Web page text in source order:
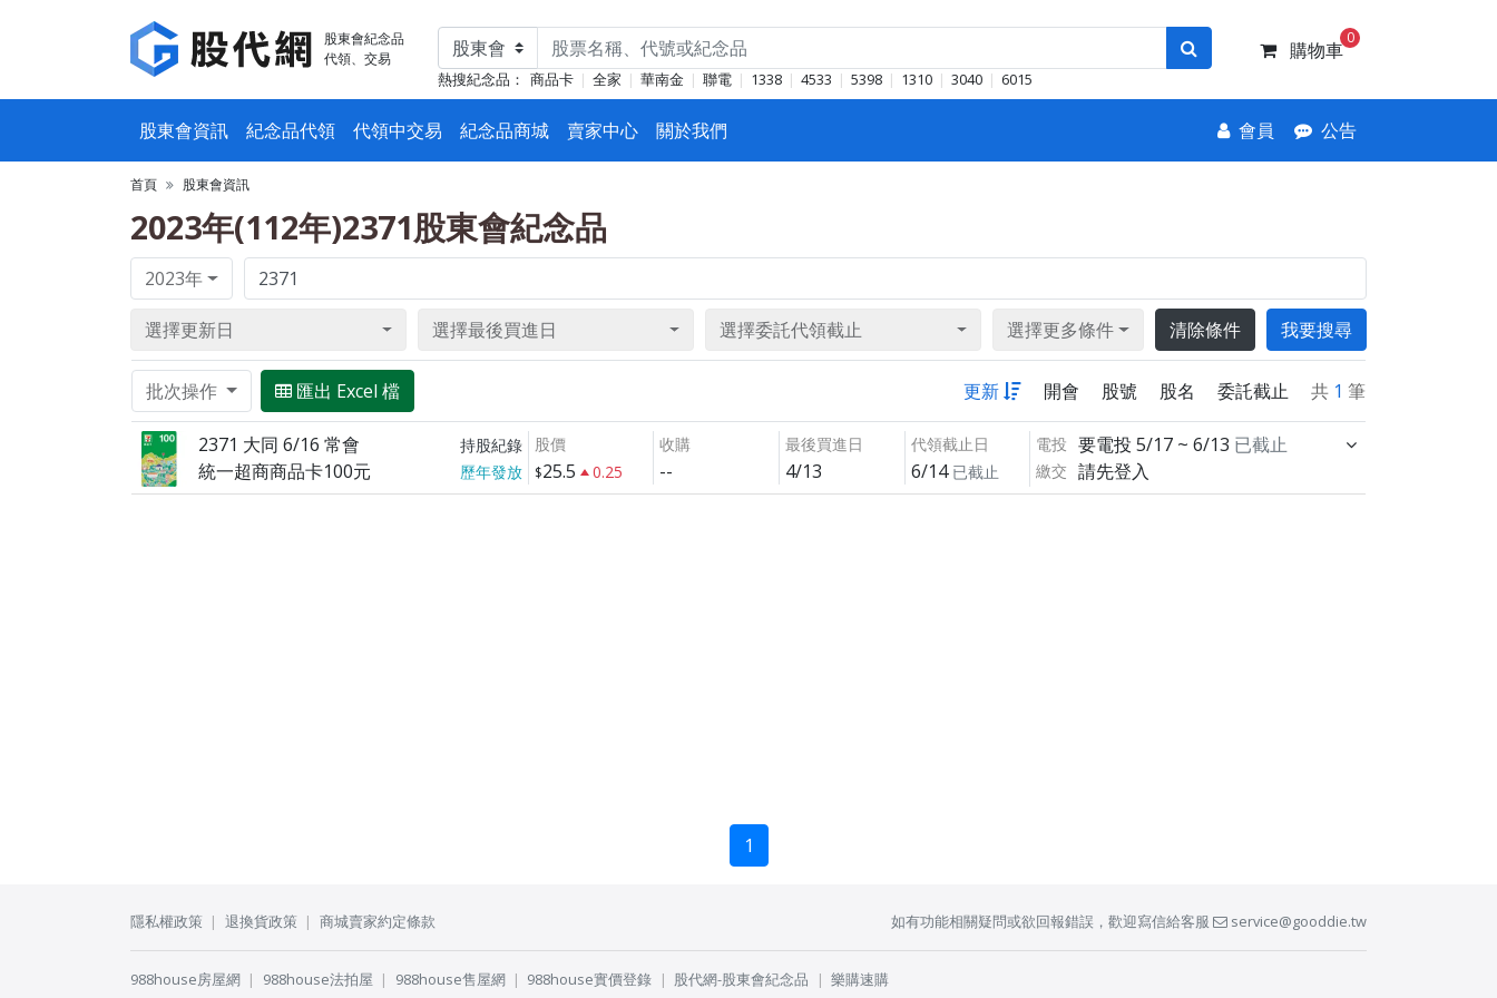
股東會紀念品
代領、交易
熱搜紀念品： 商品卡 全家 華南金 聯電 1338 4533 5398 1310 3040 6015
購物車
0
股東會資訊 紀念品代領 代領中交易 紀念品商城 賣家中心 關於我們 會員 公告
首頁 股東會資訊
2023年(112年)2371股東會紀念品
2023年
選擇更新日 選擇最後買進日 選擇委託代領截止 選擇更多條件 清除條件 我要搜尋
批次操作 匯出 Excel 檔 更新 開會 股號 股名 委託截止 共 1 筆
2371 大同 6/16 常會 持股紀錄
統一超商商品卡100元 歷年發放
股價
25.5 0.25
收購
--
最後買進日
4/13
代領截止日
6/14 已截止
電投 要電投 5/17 ~ 6/13 已截止
繳交 請先登入
1
隱私權政策 退換貨政策 商城賣家約定條款 如有功能相關疑問或欲回報錯誤，歡迎寫信給客服 service@gooddie.tw
988house房屋網 988house法拍屋 988house售屋網 988house實價登錄 股代網-股東會紀念品 樂購速購